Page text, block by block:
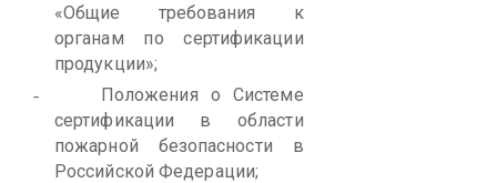
«Общие требования к
органам по сертификации
продукции»;
-
Положения о Системе
сертификации в области
пожарной безопасности в
Российской Федерации;